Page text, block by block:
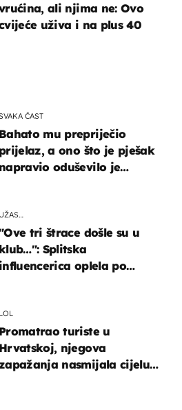
ČAST
Bahato mu prepriječio
prijelaz, a ono što je pješak
napravio oduševilo je
UŽAS…
tri štrace došle su u
klub…": Splitska
influencerica oplela po
LOL
Promatrao turiste u
Hrvatskoj, njegova
nasmijala cijelu
ali njima ne: Ovo
uživa i na plus 40